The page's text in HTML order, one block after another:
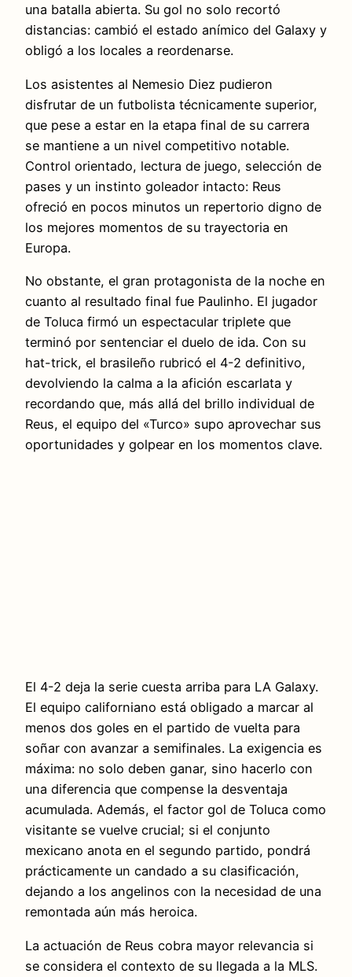
una batalla abierta. Su gol no solo recortó
distancias: cambió el estado anímico del Galaxy y
obligó a los locales a reordenarse.
Los asistentes al Nemesio Diez pudieron
disfrutar de un futbolista técnicamente superior,
que pese a estar en la etapa final de su carrera
se mantiene a un nivel competitivo notable.
Control orientado, lectura de juego, selección de
pases y un instinto goleador intacto: Reus
ofreció en pocos minutos un repertorio digno de
los mejores momentos de su trayectoria en
Europa.
No obstante, el gran protagonista de la noche en
cuanto al resultado final fue Paulinho. El jugador
de Toluca firmó un espectacular triplete que
terminó por sentenciar el duelo de ida. Con su
hat-trick, el brasileño rubricó el 4-2 definitivo,
devolviendo la calma a la afición escarlata y
recordando que, más allá del brillo individual de
Reus, el equipo del «Turco» supo aprovechar sus
oportunidades y golpear en los momentos clave.
El 4-2 deja la serie cuesta arriba para LA Galaxy.
El equipo californiano está obligado a marcar al
menos dos goles en el partido de vuelta para
soñar con avanzar a semifinales. La exigencia es
máxima: no solo deben ganar, sino hacerlo con
una diferencia que compense la desventaja
acumulada. Además, el factor gol de Toluca como
visitante se vuelve crucial; si el conjunto
mexicano anota en el segundo partido, pondrá
prácticamente un candado a su clasificación,
dejando a los angelinos con la necesidad de una
remontada aún más heroica.
La actuación de Reus cobra mayor relevancia si
se considera el contexto de su llegada a la MLS.